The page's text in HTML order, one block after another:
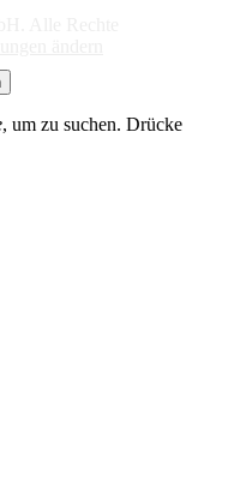
, um zu suchen. Drücke